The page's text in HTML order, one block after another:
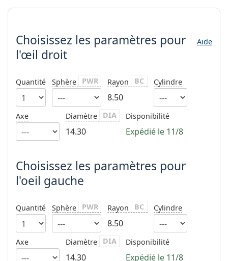
Persol
Toutes les marques
Choisissez les paramètres
Choisissez les paramètres pour
l'œil droit
Aide
Quantité Sphère PWR Rayon BC
8.50
Cylindre
Axe Diamètre DIA
14.30
Disponibilité
Expédié le 11/8
Choisissez les paramètres pour
l'oeil gauche
Quantité Sphère PWR Rayon BC
8.50
Cylindre
Axe Diamètre DIA
14.30
Disponibilité
Expédié le 11/8